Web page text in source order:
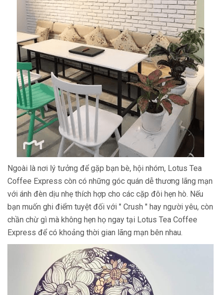
Ngoài là nơi lý tưởng để gặp bạn bè, hội nhóm, Lotus Tea
Coffee Express còn có những góc quán dễ thương lãng mạn
với ánh đèn dịu nhẹ thích hợp cho các cặp đôi hẹn hò. Nếu
bạn muốn ghi điểm tuyệt đối với " Crush " hay người yêu, còn
chần chừ gì mà không hẹn họ ngay tại Lotus Tea Coffee
Express để có khoảng thời gian lãng mạn bên nhau.